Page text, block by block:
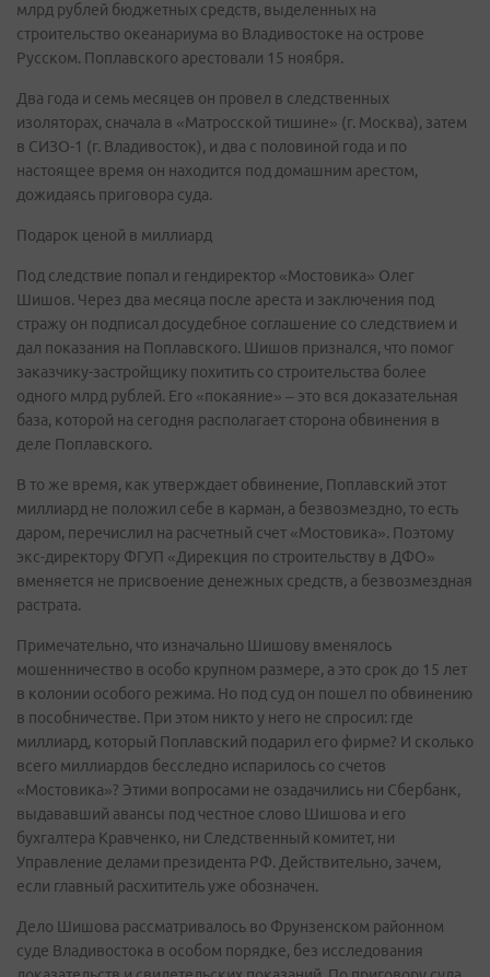
млрд рублей бюджетных средств, выделенных на
строительство океанариума во Владивостоке на острове
Русском. Поплавского арестовали 15 ноября.
Два года и семь месяцев он провел в следственных
изоляторах, сначала в «Матросской тишине» (г. Москва), затем
в СИЗО-1 (г. Владивосток), и два с половиной года и по
настоящее время он находится под домашним арестом,
дожидаясь приговора суда.
Подарок ценой в миллиард
Под следствие попал и гендиректор «Мостовика» Олег
Шишов. Через два месяца после ареста и заключения под
стражу он подписал досудебное соглашение со следствием и
дал показания на Поплавского. Шишов признался, что помог
заказчику-застройщику похитить со строительства более
одного млрд рублей. Его «покаяние» – это вся доказательная
база, которой на сегодня располагает сторона обвинения в
деле Поплавского.
В то же время, как утверждает обвинение, Поплавский этот
миллиард не положил себе в карман, а безвозмездно, то есть
даром, перечислил на расчетный счет «Мостовика». Поэтому
экс-директору ФГУП «Дирекция по строительству в ДФО»
вменяется не присвоение денежных средств, а безвозмездная
растрата.
Примечательно, что изначально Шишову вменялось
мошенничество в особо крупном размере, а это срок до 15 лет
в колонии особого режима. Но под суд он пошел по обвинению
в пособничестве. При этом никто у него не спросил: где
миллиард, который Поплавский подарил его фирме? И сколько
всего миллиардов бесследно испарилось со счетов
«Мостовика»? Этими вопросами не озадачились ни Сбербанк,
выдававший авансы под честное слово Шишова и его
бухгалтера Кравченко, ни Следственный комитет, ни
Управление делами президента РФ. Действительно, зачем,
если главный расхититель уже обозначен.
Дело Шишова рассматривалось во Фрунзенском районном
суде Владивостока в особом порядке, без исследования